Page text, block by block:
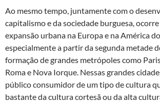
Ao mesmo tempo, juntamente com o
capitalismo e da sociedade burguesa,
expansão urbana na Europa e na América
especialmente a partir da segunda metade
formação de grandes metrópoles como
Roma e Nova Iorque. Nessas grandes
público consumidor de um tipo de cultura
bastante da cultura cortesã ou da alta